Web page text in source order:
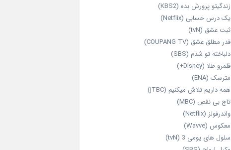
زندگیتو پرورش بده (KBS2)
یک درس حسابی (Netflix)
ثبت عشق (tvN)
قدر مطلق عشق (COUPANG TV)
دلباخته تو شدم (SBS)
قلمرو طلا (Disney+)
مترسک (ENA)
همه داریم تلاش میکنیم (jTBC)
تاج بی‌ نقص (MBC)
واندرفولز (Netflix)
معکوس (Wavve)
سلول های یومی 3 (tvN)